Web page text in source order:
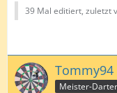
39 Mal editiert, zuletzt
Tommy94
Meister-Darter